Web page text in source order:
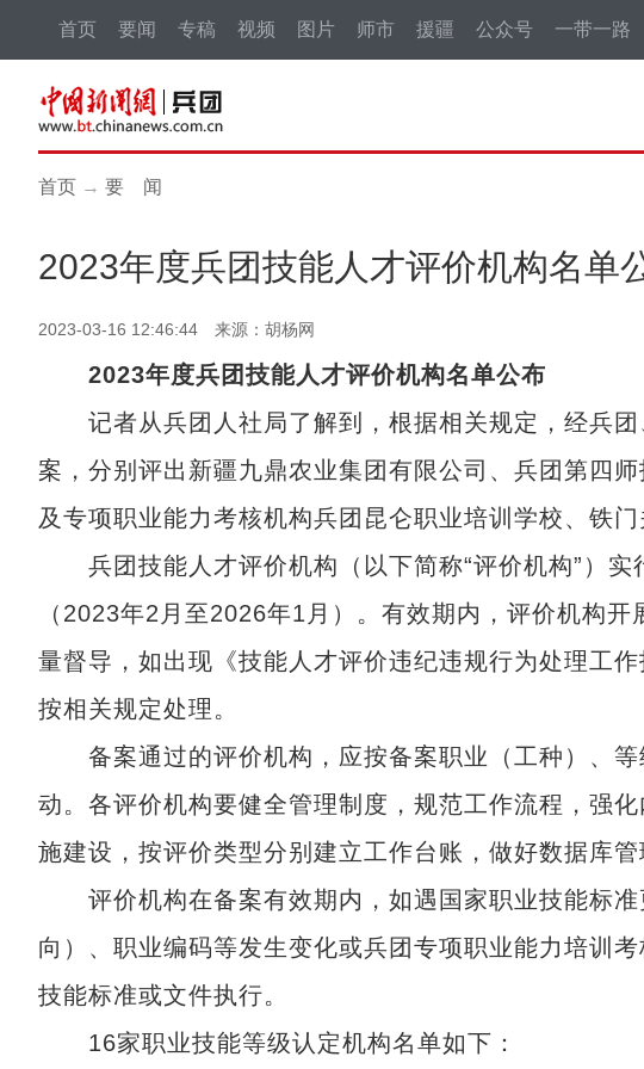
首页 要闻 专稿 视频 图片 师市 援疆 公众号 一带一路
首页 → 要 闻
2023年度兵团技能人才评价机构名单
2023-03-16 12:46:44 来源：胡杨网
2023年度兵团技能人才评价机构名单公布
记者从兵团人社局了解到，根据相关规定，经兵团
案，分别评出新疆九鼎农业集团有限公司、兵团第四
及专项职业能力考核机构兵团昆仑职业培训学校、铁门
兵团技能人才评价机构（以下简称“评价机构”）实
（2023年2月至2026年1月）。有效期内，评价机构
量督导，如出现《技能人才评价违纪违规行为处理工
按相关规定处理。
备案通过的评价机构，应按备案职业（工种）、等
动。各评价机构要健全管理制度，规范工作流程，强
施建设，按评价类型分别建立工作台账，做好数据库管
评价机构在备案有效期内，如遇国家职业技能标准
向）、职业编码等发生变化或兵团专项职业能力培训
技能标准或文件执行。
16家职业技能等级认定机构名单如下：